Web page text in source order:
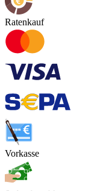
Ratenkauf
Vorkasse